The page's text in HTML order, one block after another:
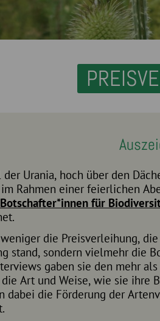
der Urania, hoch über den
Rahmen einer feierlichen
für
die Preisverleihung,
stand, sondern vielmehr die
gaben sie den mehr
Art und Weise, wie sie ihre
dabei die Förderung der